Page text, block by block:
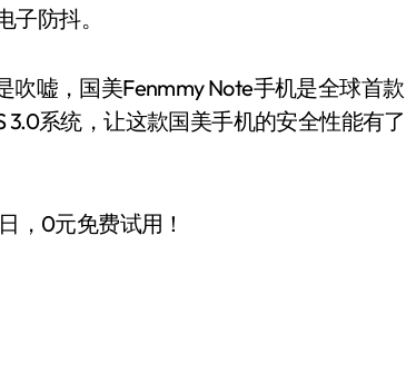
防抖。
嘘，国美Fenmmy Note手机是全球首款
系统，让这款国美手机的安全性能有了
，0元免费试用！